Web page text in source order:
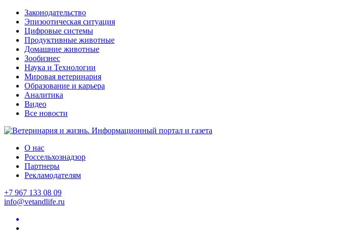
Законодательство
Эпизоотическая ситуация
Цифровые системы
Продуктивные животные
Домашние животные
Зообизнес
Наука и Технологии
Мировая ветеринария
Образование и карьера
Аналитика
Видео
Все новости
О нас
Россельхознадзор
Партнеры
Рекламодателям
+7 967 133 08 09
info@vetandlife.ru